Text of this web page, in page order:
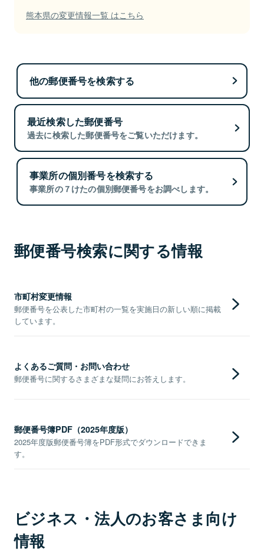
熊本県の変更情報一覧 はこちら
他の郵便番号を検索する
最近検索した郵便番号
過去に検索した郵便番号をご覧いただけます。
事業所の個別番号を検索する
事業所の７けたの個別郵便番号をお調べします。
郵便番号検索に関する情報
市町村変更情報
郵便番号を公表した市町村の一覧を実施日の新しい順に掲載
しています。
よくあるご質問・お問い合わせ
郵便番号に関するさまざまな疑問にお答えします。
郵便番号簿PDF（2025年度版）
2025年度版郵便番号簿をPDF形式でダウンロードできま
す。
ビジネス・法人のお客さま向け
情報